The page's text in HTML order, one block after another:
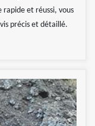
et réussi, vous
précis et détaillé.